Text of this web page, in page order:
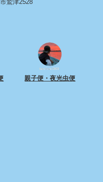
鷲津2528
親子便・夜光虫便